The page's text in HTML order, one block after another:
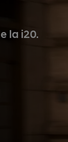
la i20.